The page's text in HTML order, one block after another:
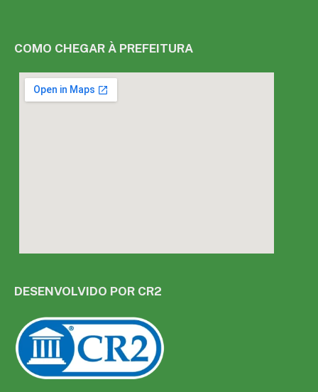
COMO CHEGAR À PREFEITURA
DESENVOLVIDO POR CR2